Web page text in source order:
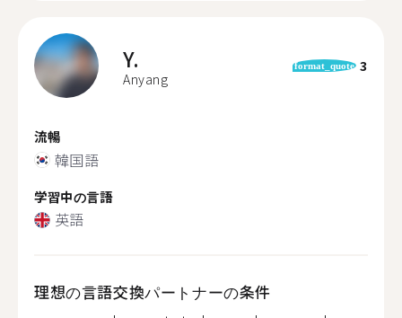
Y.
Anyang
format_quote 3
流暢
韓国語
学習中の言語
英語
理想の言語交換パートナーの条件